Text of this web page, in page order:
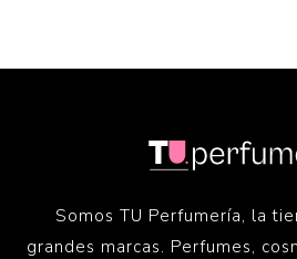
Somos TU Perfumería, la
grandes marcas. Perfumes,